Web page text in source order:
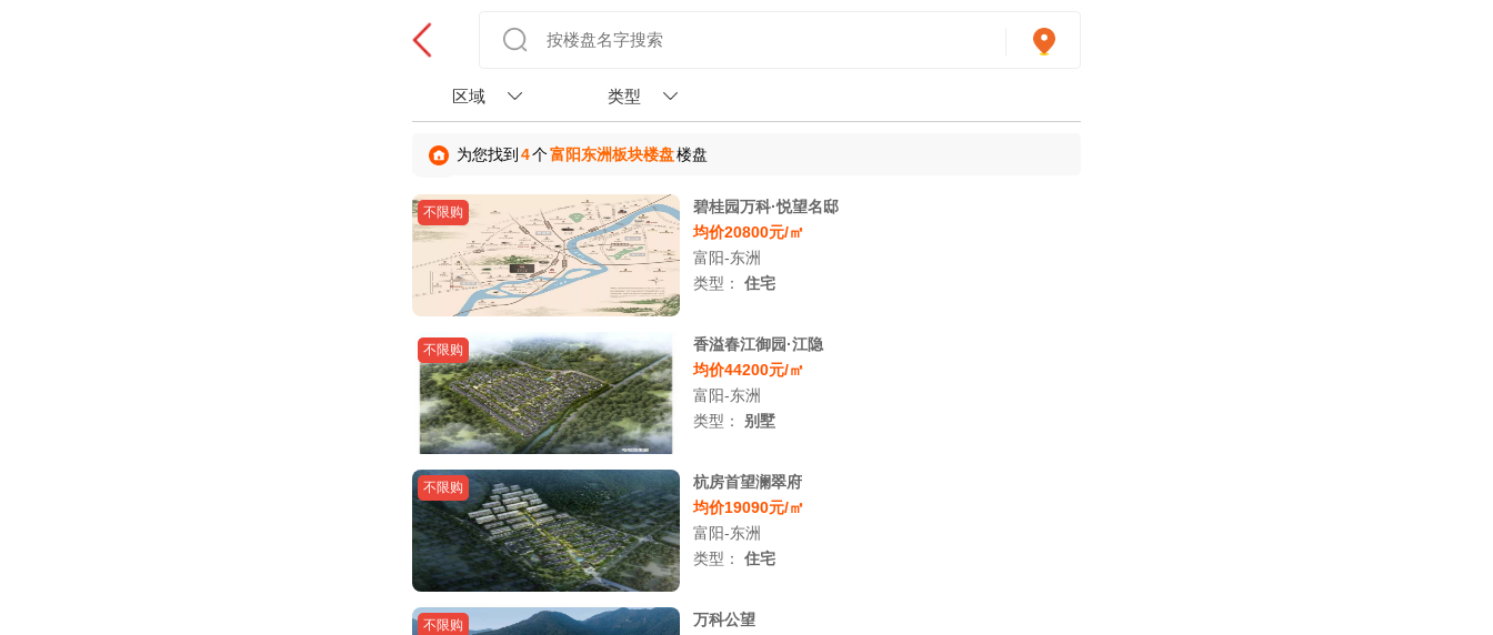
区域 类型
为您找到 4个富阳东洲板块楼盘楼盘
不限购
碧桂园万科·悦望名邸
均价20800元/㎡
富阳-东洲
类型： 住宅
不限购
香溢春江御园·江隐
均价44200元/㎡
富阳-东洲
类型： 别墅
不限购
杭房首望澜翠府
均价19090元/㎡
富阳-东洲
类型： 住宅
不限购
万科公望